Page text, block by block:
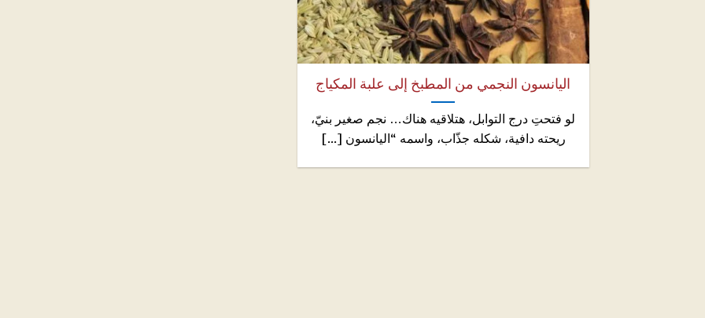
اليانسون النجمي من المطبخ إلى علبة المكياج
لو فتحتِ درج التوابل، هتلاقيه هناك… نجم صغير بنيّ،
ريحته دافية، شكله جذّاب، واسمه “اليانسون [...]